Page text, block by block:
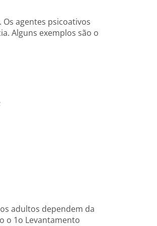
agentes psicoativos
Alguns exemplos são o
adultos dependem da
o 1o Levantamento